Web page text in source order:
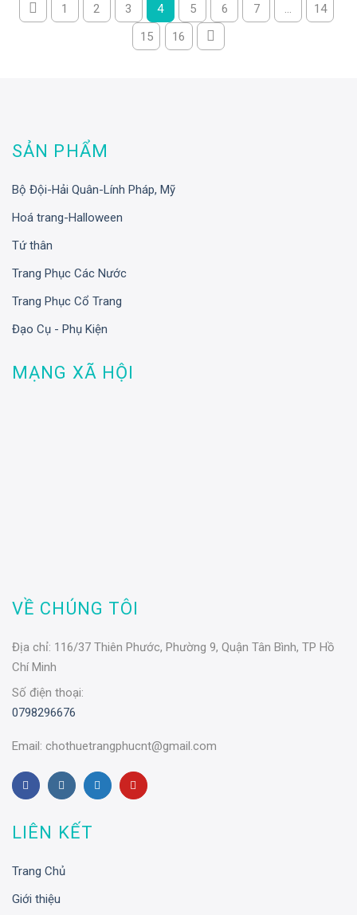
1 2 3 4 5 6 7
14
15
16
SẢN PHẨM
Bộ Đội-Hải Quân-Lính Pháp, Mỹ
Hoá trang-Halloween
Tứ thân
Trang Phục Các Nước
Trang Phục Cổ Trang
Đạo Cụ - Phụ Kiện
MẠNG XÃ HỘI
VỀ CHÚNG TÔI
Địa chỉ: 116/37 Thiên Phước, Phường 9, Quận Tân Bình, TP Hồ
Chí Minh
Số điện thoại:
0798296676
Email: chothuetrangphucnt@gmail.com
LIÊN KẾT
Trang Chủ
Giới thiệu